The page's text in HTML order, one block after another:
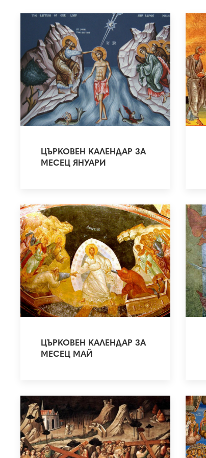
ЦЪРКОВЕН КАЛЕНДАР ЗА
МЕСЕЦ ЯНУАРИ
ЦЪРКОВЕН КАЛЕНДАР ЗА
МЕСЕЦ МАЙ